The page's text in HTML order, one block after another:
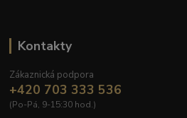
Kontakty
Zákaznická podpora
+420 703 333 536
(Po-Pá, 9-15:30 hod.)